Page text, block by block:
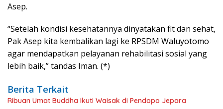
Asep.
“Setelah kondisi kesehatannya dinyatakan fit dan sehat,
Pak Asep kita kembalikan lagi ke RPSDM Waluyotomo
agar mendapatkan pelayanan rehabilitasi sosial yang
lebih baik,” tandas Iman. (*)
Berita Terkait
Ribuan Umat Buddha Ikuti Waisak di Pendopo Jepara